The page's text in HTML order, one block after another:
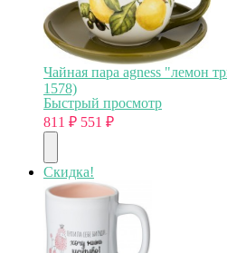
Чайная пара agness "лемон
1578)
Быстрый просмотр
811 ₽ 551 ₽
Скидка!